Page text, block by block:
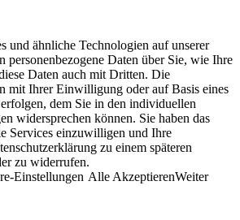
und ähnliche Technologien auf unserer
personenbezogene Daten über Sie, wie Ihre
Daten auch mit Dritten. Die
mit Ihrer Einwilligung oder auf Basis eines
dem Sie in den individuellen
widersprechen können. Sie haben das
Services einzuwilligen und Ihre
zu einem späteren
zu widerrufen.
Einstellungen Alle AkzeptierenWeiter